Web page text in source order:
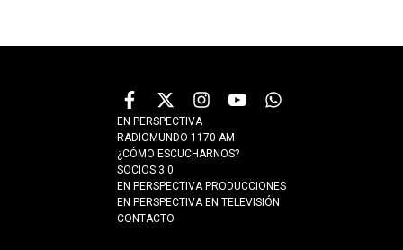
EN PERSPECTIVA
RADIOMUNDO 1170 AM
¿CÓMO ESCUCHARNOS?
SOCIOS 3.0
EN PERSPECTIVA PRODUCCIONES
EN PERSPECTIVA EN TELEVISIÓN
CONTACTO